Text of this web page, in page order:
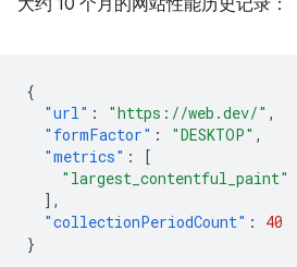
大约 10 个月的网站性能历史记录：
{
"url" : "https://web.dev/" ,
"formFactor" : "DESKTOP" ,
"metrics" :
[
"largest_contentful_paint"
],
"collectionPeriodCount" :
40
}